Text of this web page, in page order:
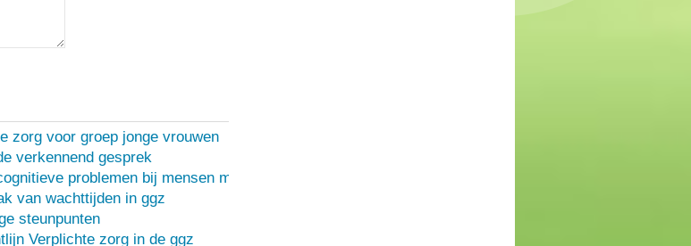
zorg voor groep jonge vrouwen
verkennend gesprek
problemen bij mensen met een depressie
van wachttijden in ggz
steunpunten
Verplichte zorg in de ggz